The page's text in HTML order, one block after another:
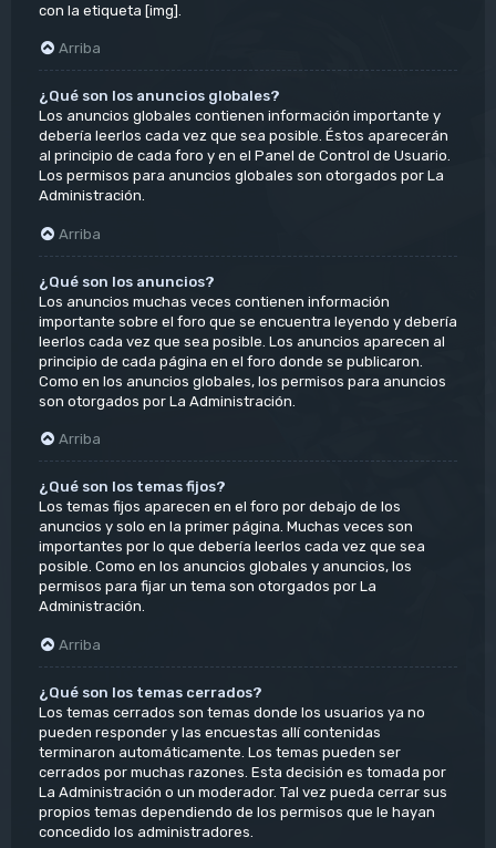
con la etiqueta [img].
Arriba
¿Qué son los anuncios globales?
Los anuncios globales contienen información importante y
debería leerlos cada vez que sea posible. Éstos aparecerán
al principio de cada foro y en el Panel de Control de Usuario.
Los permisos para anuncios globales son otorgados por La
Administración.
Arriba
¿Qué son los anuncios?
Los anuncios muchas veces contienen información
importante sobre el foro que se encuentra leyendo y debería
leerlos cada vez que sea posible. Los anuncios aparecen al
principio de cada página en el foro donde se publicaron.
Como en los anuncios globales, los permisos para anuncios
son otorgados por La Administración.
Arriba
¿Qué son los temas fijos?
Los temas fijos aparecen en el foro por debajo de los
anuncios y solo en la primer página. Muchas veces son
importantes por lo que debería leerlos cada vez que sea
posible. Como en los anuncios globales y anuncios, los
permisos para fijar un tema son otorgados por La
Administración.
Arriba
¿Qué son los temas cerrados?
Los temas cerrados son temas donde los usuarios ya no
pueden responder y las encuestas allí contenidas
terminaron automáticamente. Los temas pueden ser
cerrados por muchas razones. Esta decisión es tomada por
La Administración o un moderador. Tal vez pueda cerrar sus
propios temas dependiendo de los permisos que le hayan
concedido los administradores.